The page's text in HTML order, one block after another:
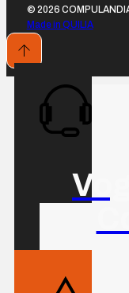
© 2026
Made in QUILIA